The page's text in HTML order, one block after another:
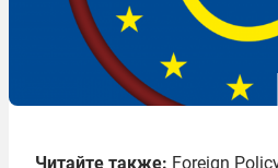
Читайте также: Foreign